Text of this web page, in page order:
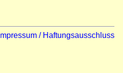
Impressum / Haftungsausschluss